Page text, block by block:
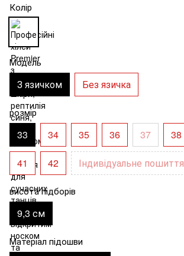
Колір
Модель
З язичком Без язичка
розмір
33 34 35 36 37 38
41 42 Індивідуальне пошиття
висота підборів
9,3 см
Матеріал підошви